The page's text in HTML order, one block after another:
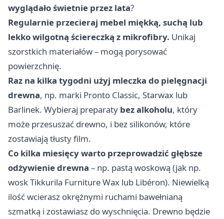
wyglądało świetnie przez lata?
Regularnie przecieraj mebel miękką, suchą lub
lekko wilgotną ściereczką z mikrofibry. Unikaj
szorstkich materiałów – mogą porysować
powierzchnię.
Raz na kilka tygodni użyj mleczka do pielęgnacji
drewna, np. marki Pronto Classic, Starwax lub
Barlinek. Wybieraj preparaty bez alkoholu, który
może przesuszać drewno, i bez silikonów, które
zostawiają tłusty film.
Co kilka miesięcy warto przeprowadzić głębsze
odżywienie drewna – np. pastą woskową (jak np.
wosk Tikkurila Furniture Wax lub Libéron). Niewielką
ilość wcierasz okrężnymi ruchami bawełnianą
szmatką i zostawiasz do wyschnięcia. Drewno będzie